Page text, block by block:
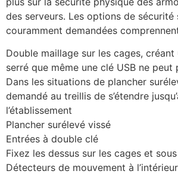
des serveurs. Les options de sécurité
couramment demandées
Double maillage sur les cages, créant
serré que même une clé USB ne peut
Dans les situations de plancher
demandé au treillis de s’étendre
l’établissement
Plancher surélevé vissé
Entrées à double clé
Fixez les dessus sur les cages et
Détecteurs de mouvement à